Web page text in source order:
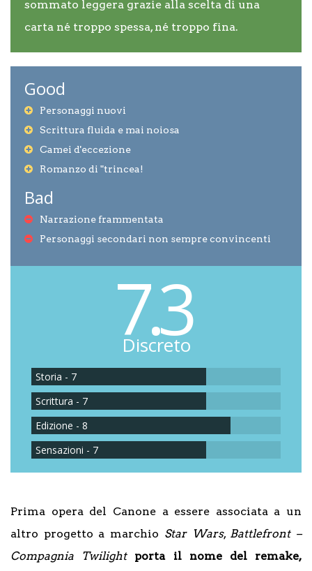
sommato leggera grazie alla scelta di una
carta né troppo spessa, né troppo fina.
Good
Personaggi nuovi
Scrittura fluida e mai noiosa
Camei d'eccezione
Romanzo di "trincea!
Bad
Narrazione frammentata
Personaggi secondari non sempre convincenti
7.3
Discreto
Storia - 7
Scrittura - 7
Edizione - 8
Sensazioni - 7
Prima opera del Canone a essere associata a un
altro progetto a marchio Star Wars, Battlefront –
Compagnia Twilight porta il nome del remake,